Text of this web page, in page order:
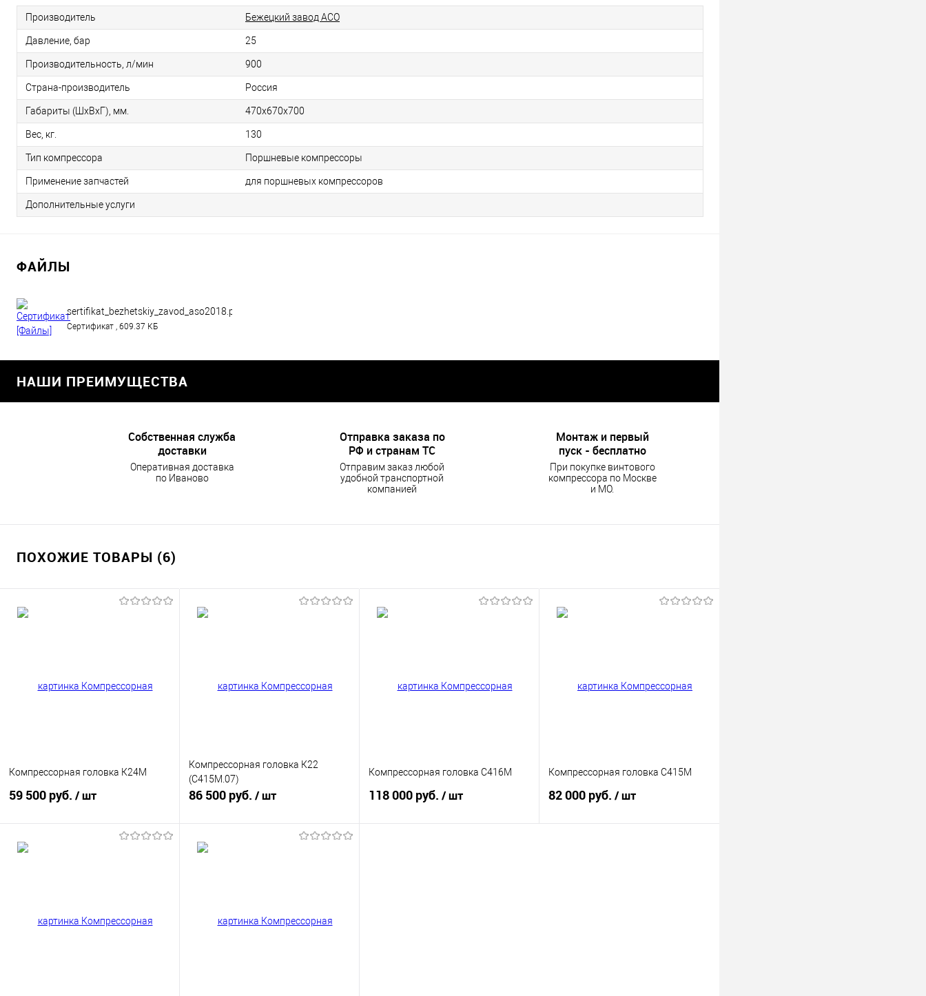
Производитель Бежецкий завод АСО
Давление, бар 25
Производительность, л/мин 900
Страна-производитель Россия
Габариты (ШхВхГ), мм. 470х670х700
Вес, кг. 130
Тип компрессора Поршневые компрессоры
Применение запчастей для поршневых компрессоров
Дополнительные услуги
ФАЙЛЫ
sertifikat_bezhetskiy_zavod_aso2018.pdf
Сертификат , 609.37 КБ
НАШИ ПРЕИМУЩЕСТВА
Собственная служба
доставки
Оперативная доставка
по Иваново
Отправка заказа по
РФ и странам ТС
Отправим заказ любой
удобной транспортной
компанией
Монтаж и первый
пуск - бесплатно
При покупке винтового
компрессора по Москве
и МО.
ПОХОЖИЕ ТОВАРЫ (6)
Компрессорная головка К24М
59 500 руб. / шт
наличии
Компрессорная головка К22
(С415М.07)
86 500 руб. / шт
Компрессорная головка С416М
118 000 руб. / шт
Компрессорная головка С415М
82 000 руб. / шт